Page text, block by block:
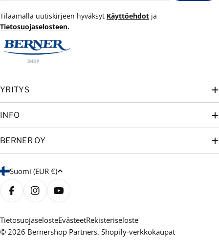
YRITYS
INFO
BERNER OY
Tilaamalla uutiskirjeen hyväksyt Käyttöehdot ja
Tietosuojaselosteen.
M
a
a
a
l
Suomi (EUR €)
FacebookInstagramYouTube
© 2026 Bernershop Partners. Shopify-verkkokaupat
TietosuojaselosteEvästeetRekisteriseloste